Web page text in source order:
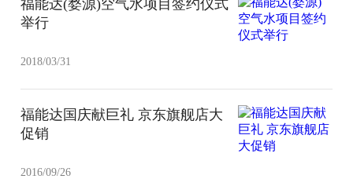
福能达(婺源)空气水项目签约仪式
举行
2018/03/31
福能达国庆献巨礼 京东旗舰店大
促销
2016/09/26